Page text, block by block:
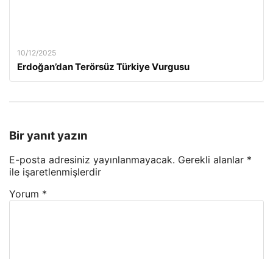
10/12/2025
Erdoğan’dan Terörsüz Türkiye Vurgusu
Bir yanıt yazın
E-posta adresiniz yayınlanmayacak. Gerekli alanlar *
ile işaretlenmişlerdir
Yorum *